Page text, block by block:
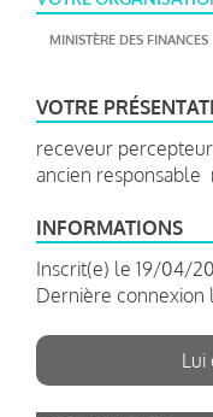
MINISTÈRE DES FINANCES
VOTRE
receveur
ancien responsable
INFORMATIONS
Inscrit(e) le 19/04/
Dernière
Lui